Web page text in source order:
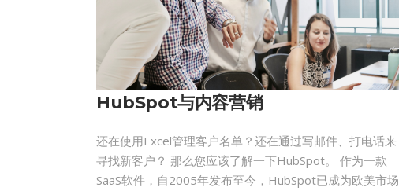
HubSpot与内容营销
还在使用Excel管理客户名单？还在通过写邮件、打电话来
寻找新客户？ 那么您应该了解一下HubSpot。 作为一款
SaaS软件，自2005年发布至今，HubSpot已成为欧美市场